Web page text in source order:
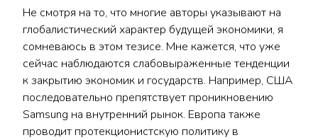
Не смотря на то, что многие авторы указывают на
глобалистический характер будущей экономики, я
сомневаюсь в этом тезисе. Мне кажется, что уже
сейчас наблюдаются слабовыраженные тенденции
к закрытию экономик и государств. Например, США
последовательно препятствует проникновению
Samsung на внутренний рынок. Европа также
проводит протекционистскую политику в